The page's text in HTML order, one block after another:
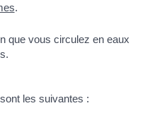
.
que vous circulez en eaux
les suivantes :